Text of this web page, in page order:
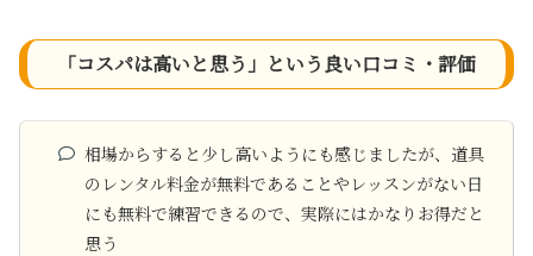
「コスパは高いと思う」という良い口コミ・評価
相場からすると少し高いようにも感じましたが、道具
のレンタル料金が無料であることやレッスンがない日
にも無料で練習できるので、実際にはかなりお得だと
思う